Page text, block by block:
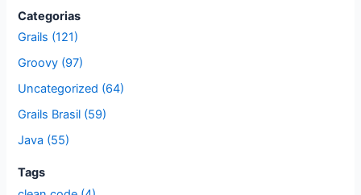
s
q
u
r
p
Categorias
Grails (121)
Groovy (97)
Uncategorized (64)
Grails Brasil (59)
Java (55)
Tags